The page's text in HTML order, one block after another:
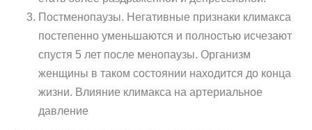
Постменопаузы. Негативные признаки климакса
постепенно уменьшаются и полностью исчезают
спустя 5 лет после менопаузы. Организм
женщины в таком состоянии находится до конца
жизни. Влияние климакса на артериальное
давление